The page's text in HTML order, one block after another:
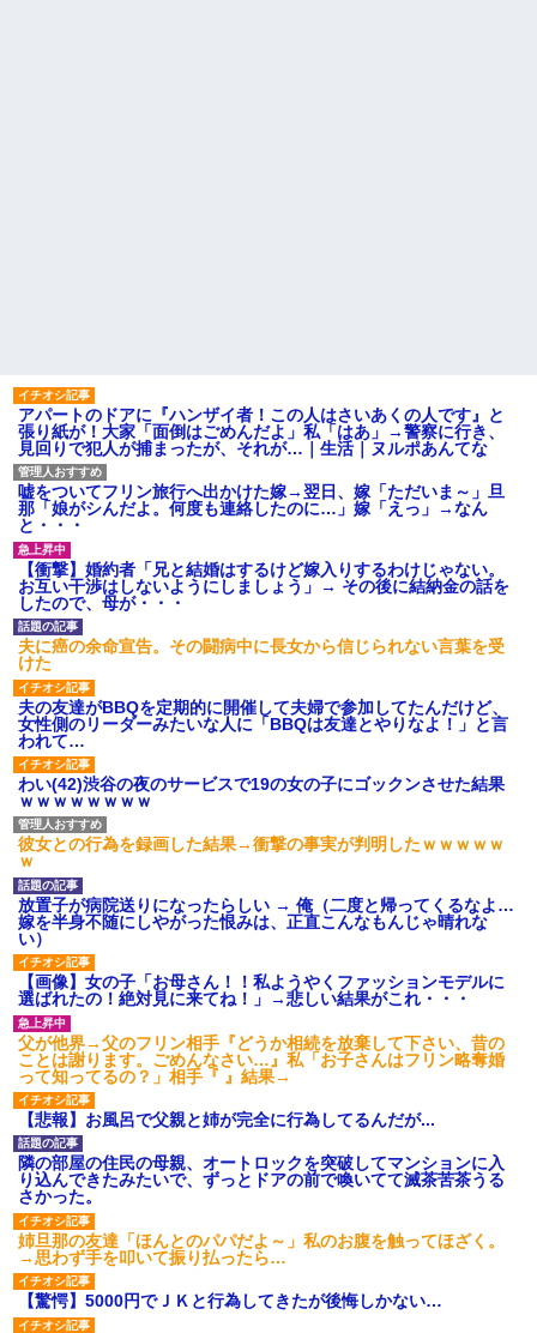
アパートのドアに『ハンザイ者！この人はさいあくの人です』と
張り紙が！大家「面倒はごめんだよ」私「はあ」→警察に行き、
見回りで犯人が捕まったが、それが…｜生活｜ヌルポあんてな
嘘をついてフリン旅行へ出かけた嫁→翌日、嫁「ただいま～」旦
那「娘がシんだよ。何度も連絡したのに…」嫁「えっ」→なん
と・・・
【衝撃】婚約者「兄と結婚はするけど嫁入りするわけじゃない。
お互い干渉はしないようにしましょう」→ その後に結納金の話を
したので、母が・・・
夫に癌の余命宣告。その闘病中に長女から信じられない言葉を受
けた
夫の友達がBBQを定期的に開催して夫婦で参加してたんだけど、
女性側のリーダーみたいな人に「BBQは友達とやりなよ！」と言
われて…
わい(42)渋谷の夜のサービスで19の女の子にゴックンさせた結果
ｗｗｗｗｗｗｗｗ
彼女との行為を録画した結果→衝撃の事実が判明したｗｗｗｗｗ
ｗ
放置子が病院送りになったらしい → 俺（二度と帰ってくるなよ…
嫁を半身不随にしやがった恨みは、正直こんなもんじゃ晴れな
い）
【画像】女の子「お母さん！！私ようやくファッションモデルに
選ばれたの！絶対見に来てね！」→悲しい結果がこれ・・・
父が他界→父のフリン相手『どうか相続を放棄して下さい、昔の
ことは謝ります。ごめんなさい…』私「お子さんはフリン略奪婚
って知ってるの？」相手『 』結果→
【悲報】お風呂で父親と姉が完全に行為してるんだが...
隣の部屋の住民の母親、オートロックを突破してマンションに入
り込んできたみたいで、ずっとドアの前で喚いてて滅茶苦茶うる
さかった。
姉旦那の友達「ほんとのパパだよ～」私のお腹を触ってほざく。
→思わず手を叩いて振り払ったら…
【驚愕】5000円でＪＫと行為してきたが後悔しかない…